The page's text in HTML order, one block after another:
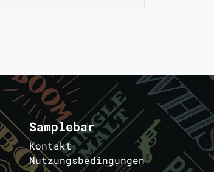
Samplebar
Kontakt
Nutzungsbedingungen